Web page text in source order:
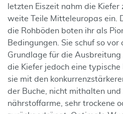
letzten Eiszeit nahm die
weite Teile Mitteleuropas ein.
die Rohböden boten ihr als
Bedingungen. Sie schuf so vor
Grundlage für die
die Kiefer jedoch eine
sie mit den
der Buche, nicht mithalten
nährstoffarme, sehr trockene